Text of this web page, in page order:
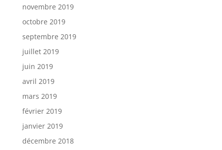
novembre 2019
octobre 2019
septembre 2019
juillet 2019
juin 2019
avril 2019
mars 2019
février 2019
janvier 2019
décembre 2018